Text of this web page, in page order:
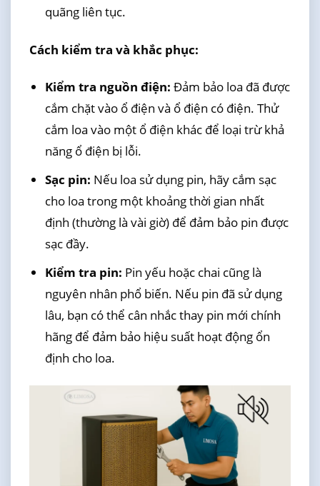
quãng liên tục.
Cách kiểm tra và khắc phục:
Kiểm tra nguồn điện: Đảm bảo loa đã được
cắm chặt vào ổ điện và ổ điện có điện. Thử
cắm loa vào một ổ điện khác để loại trừ khả
năng ổ điện bị lỗi.
Sạc pin: Nếu loa sử dụng pin, hãy cắm sạc
cho loa trong một khoảng thời gian nhất
định (thường là vài giờ) để đảm bảo pin được
sạc đầy.
Kiểm tra pin: Pin yếu hoặc chai cũng là
nguyên nhân phổ biến. Nếu pin đã sử dụng
lâu, bạn có thể cân nhắc thay pin mới chính
hãng để đảm bảo hiệu suất hoạt động ổn
định cho loa.